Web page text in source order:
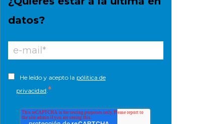
datos?
He leído y acepto la pólitica de
privacidad *